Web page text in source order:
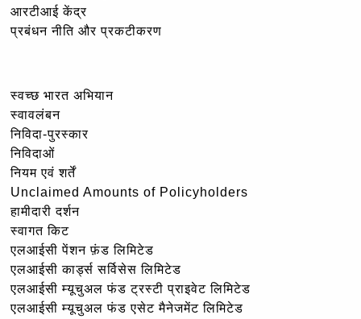
आरटीआई केंद्र
प्रबंधन नीति और प्रकटीकरण
स्वच्छ भारत अभियान
स्वावलंबन
निविदा-पुरस्कार
निविदाओं
नियम एवं शर्तें
Unclaimed Amounts of Policyholders
हामीदारी दर्शन
स्वागत किट
एलआईसी पेंशन फ़ंड लिमिटेड
एलआईसी कार्ड्स सर्विसेस लिमिटेड
एलआईसी म्यूचुअल फंड ट्रस्टी प्राइवेट लिमिटेड
एलआईसी म्यूचुअल फंड एसेट मैनेजमेंट लिमिटेड